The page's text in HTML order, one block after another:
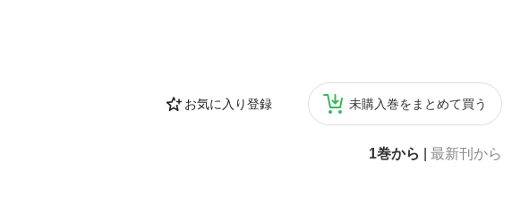
お気に入り登録 未購入巻をまとめて買う
1巻から 最新刊から